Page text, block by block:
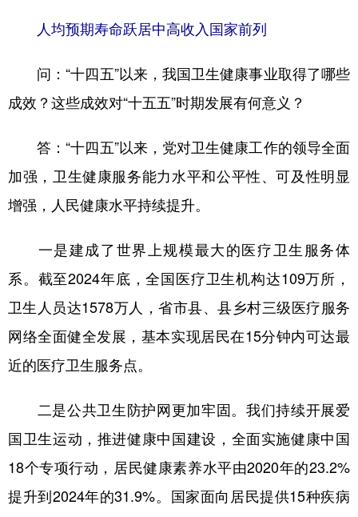
浙江 安徽 福建
山东 河南 湖北 湖南
广东 广西 海南 重庆
四川 贵州 云南 西藏
陕西 甘肃 青海 宁夏
新疆 内蒙古
English Español Français عربى
Русский язык 日本語 한국어
Deutsch Português
人均预期寿命跃居中高收入国家前列
问：“十四五”以来，我国卫生健康事业取得了哪些
成效？这些成效对“十五五”时期发展有何意义？
答：“十四五”以来，党对卫生健康工作的领导全面
加强，卫生健康服务能力水平和公平性、可及性明显
增强，人民健康水平持续提升。
一是建成了世界上规模最大的医疗卫生服务体
系。截至2024年底，全国医疗卫生机构达109万所，
卫生人员达1578万人，省市县、县乡村三级医疗服务
网络全面健全发展，基本实现居民在15分钟内可达最
近的医疗卫生服务点。
二是公共卫生防护网更加牢固。我们持续开展爱
国卫生运动，推进健康中国建设，全面实施健康中国
18个专项行动，居民健康素养水平由2020年的23.2%
提升到2024年的31.9%。国家面向居民提供15种疾病